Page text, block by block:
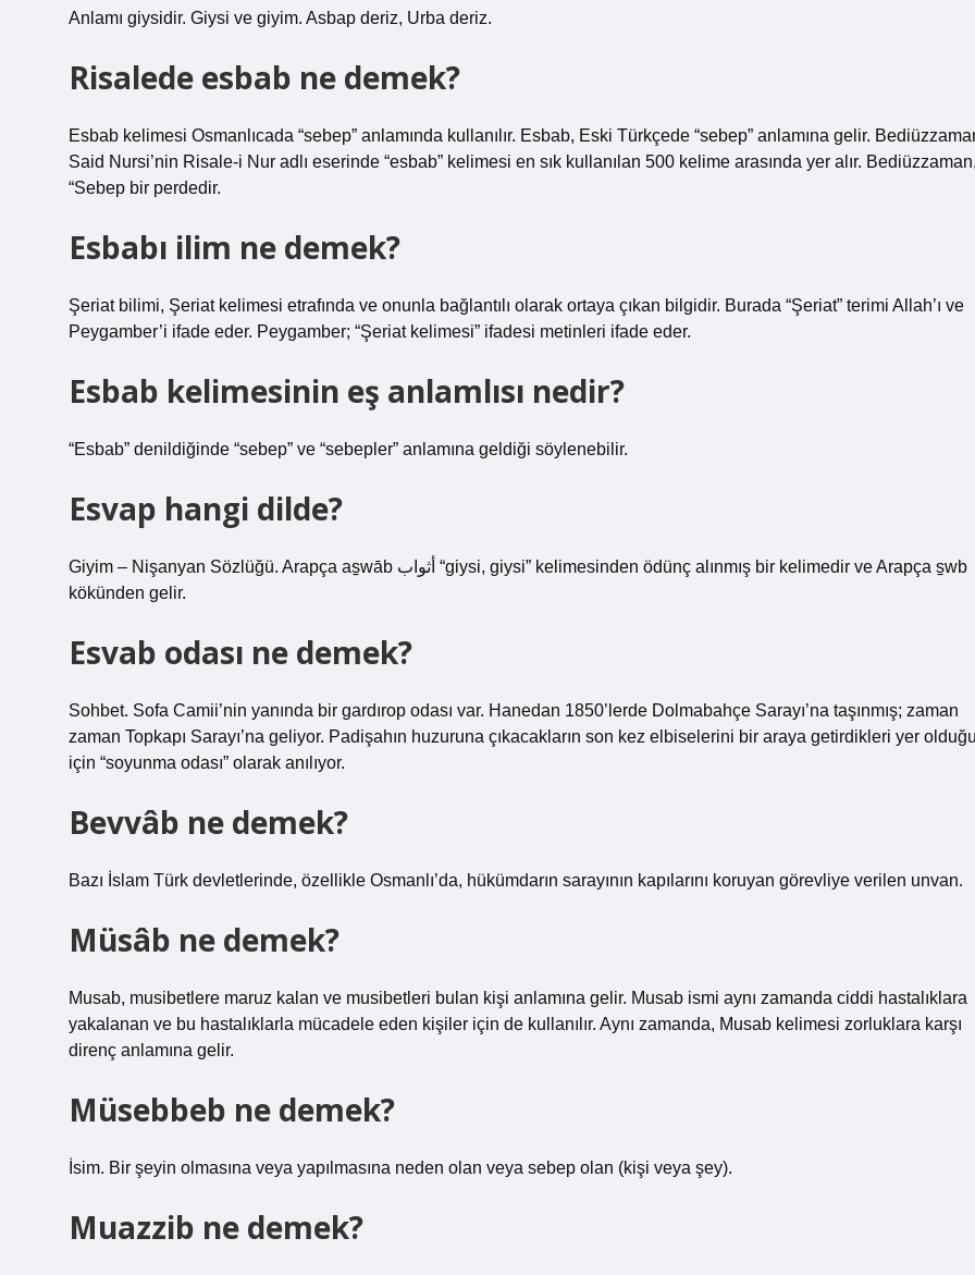
Anlamı giysidir. Giysi ve giyim. Asbap deriz, Urba deriz.
Risalede esbab ne demek?
Esbab kelimesi Osmanlıcada “sebep” anlamında kullanılır. Esbab, Eski Türkçede “sebep” anlamına gelir.
Said Nursi’nin Risale-i Nur adlı eserinde “esbab” kelimesi en sık kullanılan 500 kelime arasında yer alır.
“Sebep bir perdedir.
Esbabı ilim ne demek?
Şeriat bilimi, Şeriat kelimesi etrafında ve onunla bağlantılı olarak ortaya çıkan bilgidir. Burada “Şeriat” terimi Allah’ı ve
Peygamber’i ifade eder. Peygamber; “Şeriat kelimesi” ifadesi metinleri ifade eder.
Esbab kelimesinin eş anlamlısı nedir?
“Esbab” denildiğinde “sebep” ve “sebepler” anlamına geldiği söylenebilir.
Esvap hangi dilde?
Giyim – Nişanyan Sözlüğü. Arapça as̠wāb أثواب “giysi, giysi” kelimesinden ödünç alınmış bir kelimedir ve Arapça s̠wb
kökünden gelir.
Esvab odası ne demek?
Sohbet. Sofa Camii’nin yanında bir gardırop odası var. Hanedan 1850’lerde Dolmabahçe Sarayı’na taşınmış; zaman
zaman Topkapı Sarayı’na geliyor. Padişahın huzuruna çıkacakların son kez elbiselerini bir araya getirdikleri yer
için “soyunma odası” olarak anılıyor.
Bevvâb ne demek?
Bazı İslam Türk devletlerinde, özellikle Osmanlı’da, hükümdarın sarayının kapılarını koruyan görevliye verilen unvan.
Müsâb ne demek?
Musab, musibetlere maruz kalan ve musibetleri bulan kişi anlamına gelir. Musab ismi aynı zamanda ciddi hastalıklara
yakalanan ve bu hastalıklarla mücadele eden kişiler için de kullanılır. Aynı zamanda, Musab kelimesi zorluklara karşı
direnç anlamına gelir.
Müsebbeb ne demek?
İsim. Bir şeyin olmasına veya yapılmasına neden olan veya sebep olan (kişi veya şey).
Muazzib ne demek?